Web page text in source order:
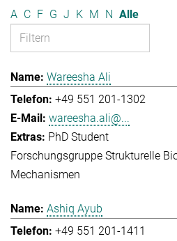
A C F G J K M N Alle
Wareesha Ali
+49 551 201-1302
wareesha.ali@...
PhD Student
Forschungsgruppe Strukturelle
Mechanismen
Ashiq Ayub
+49 551 201-1411